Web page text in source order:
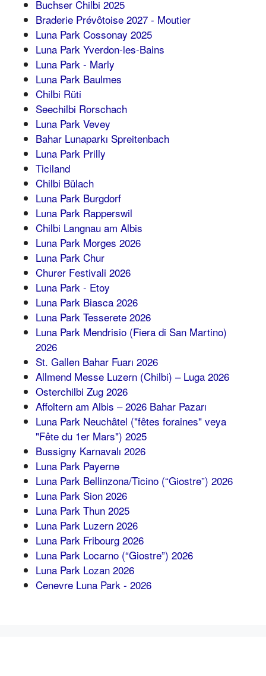
Buchser Chilbi 2025
Braderie Prévôtoise 2027 - Moutier
Luna Park Cossonay 2025
Luna Park Yverdon-les-Bains
Luna Park - Marly
Luna Park Baulmes
Chilbi Rüti
Seechilbi Rorschach
Luna Park Vevey
Bahar Lunaparkı Spreitenbach
Luna Park Prilly
Ticiland
Chilbi Bülach
Luna Park Burgdorf
Luna Park Rapperswil
Chilbi Langnau am Albis
Luna Park Morges 2026
Luna Park Chur
Churer Festivali 2026
Luna Park - Etoy
Luna Park Biasca 2026
Luna Park Tesserete 2026
Luna Park Mendrisio (Fiera di San Martino)
2026
St. Gallen Bahar Fuarı 2026
Allmend Messe Luzern (Chilbi) – Luga 2026
Osterchilbi Zug 2026
Affoltern am Albis – 2026 Bahar Pazarı
Luna Park Neuchâtel ("fêtes foraines" veya
"Fête du 1er Mars") 2025
Bussigny Karnavalı 2026
Luna Park Payerne
Luna Park Bellinzona/Ticino (“Giostre”) 2026
Luna Park Sion 2026
Luna Park Thun 2025
Luna Park Luzern 2026
Luna Park Fribourg 2026
Luna Park Locarno (“Giostre”) 2026
Luna Park Lozan 2026
Cenevre Luna Park - 2026